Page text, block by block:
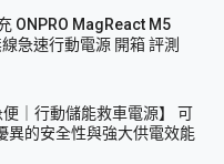
ONPRO MagReact M5
急速行動電源 開箱 評測
｜行動儲能救車電源】 可
異的安全性與強大供電效能